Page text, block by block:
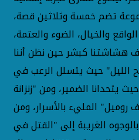
تضم خمسة وثلاثين قصة،
والخيال، الضوء والعتمة،
هشاشتنا كبشر حين نظن أننا
الليل" حيث يتسلل الرعب في
يتحدانا الضمير، ومن "زنزانة
المليء بالأسرار، ومن
الغريبة إلى "القتل في